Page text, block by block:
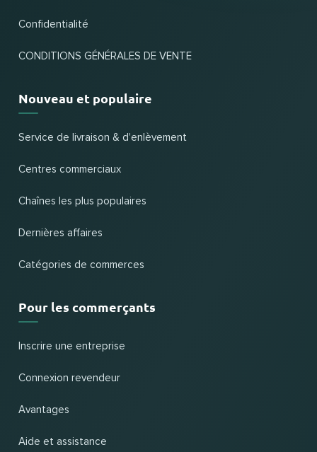
Confidentialité
CONDITIONS GÉNÉRALES DE VENTE
Nouveau et populaire
Service de livraison & d'enlèvement
Centres commerciaux
Chaînes les plus populaires
Dernières affaires
Catégories de commerces
Pour les commerçants
Inscrire une entreprise
Connexion revendeur
Avantages
Aide et assistance